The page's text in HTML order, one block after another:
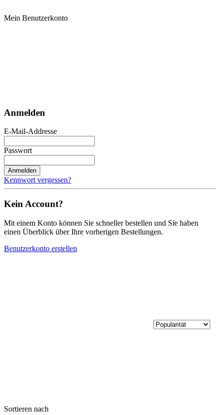
Mein Benutzerkonto
Anmelden
E-Mail-Addresse
Passwort
Anmelden
Kennwort vergessen?
Kein Account?
Mit einem Konto können Sie schneller bestellen und Sie haben
einen Überblick über Ihre vorherigen Bestellungen.
Benutzerkonto erstellen
Sortieren nach